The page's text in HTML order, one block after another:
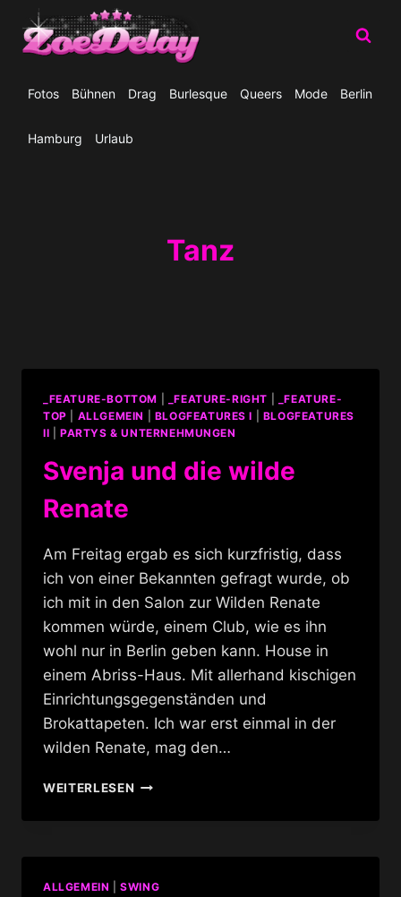
Inhalt
springen
Fotos Bühnen Drag Burlesque Queers Mode Berlin
Hamburg Urlaub
Tanz
_FEATURE-BOTTOM _FEATURE-RIGHT
_FEATURE-
TOP
ALLGEMEIN BLOGFEATURES I
BLOGFEATURES
II
PARTYS & UNTERNEHMUNGEN
Svenja und die wilde
Renate
Am Freitag ergab es sich kurzfristig, dass
ich von einer Bekannten gefragt wurde, ob
ich mit in den Salon zur Wilden Renate
kommen würde, einem Club, wie es ihn
wohl nur in Berlin geben kann. House in
einem Abriss-Haus. Mit allerhand kischigen
Einrichtungsgegenständen und
Brokattapeten. Ich war erst einmal in der
wilden Renate, mag den…
WEITERLESENSVENJA
DIE
RENATE
ALLGEMEIN |SWING